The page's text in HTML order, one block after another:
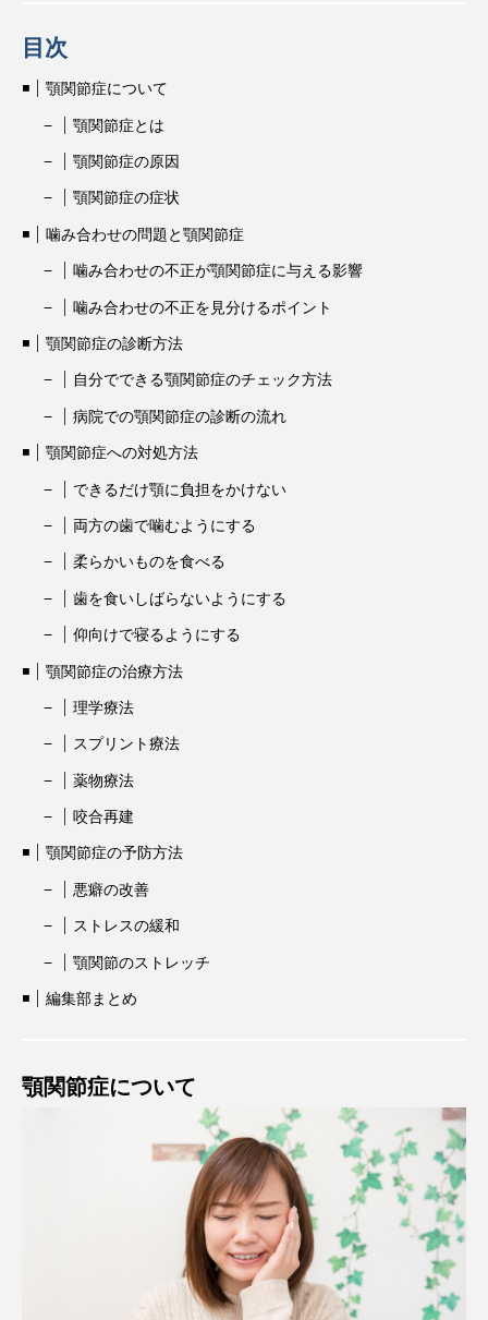
目次
顎関節症について
顎関節症とは
顎関節症の原因
顎関節症の症状
噛み合わせの問題と顎関節症
噛み合わせの不正が顎関節症に与える影響
噛み合わせの不正を見分けるポイント
顎関節症の診断方法
自分でできる顎関節症のチェック方法
病院での顎関節症の診断の流れ
顎関節症への対処方法
できるだけ顎に負担をかけない
両方の歯で噛むようにする
柔らかいものを食べる
歯を食いしばらないようにする
仰向けで寝るようにする
顎関節症の治療方法
理学療法
スプリント療法
薬物療法
咬合再建
顎関節症の予防方法
悪癖の改善
ストレスの緩和
顎関節のストレッチ
編集部まとめ
顎関節症について